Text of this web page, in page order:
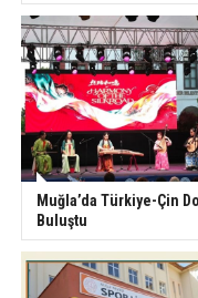
Muğla’da Türkiye-Çin
Buluştu